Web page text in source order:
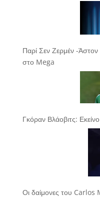
Παρί Σεν Ζερμέν -
στο Mega
Γκόραν Βλάοβιτς:
Οι δαίμονες του Carlos